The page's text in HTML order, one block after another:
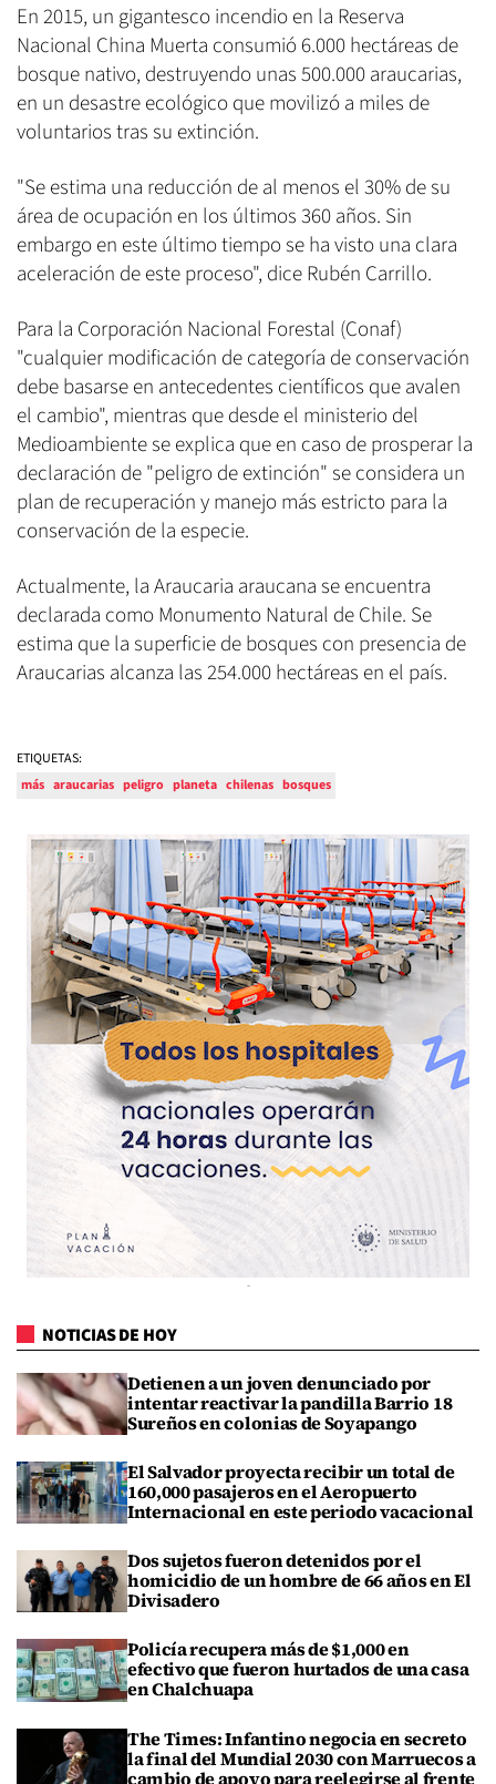
En 2015, un gigantesco incendio en la Reserva
Nacional China Muerta consumió 6.000 hectáreas de
bosque nativo, destruyendo unas 500.000 araucarias,
en un desastre ecológico que movilizó a miles de
voluntarios tras su extinción.
"Se estima una reducción de al menos el 30% de su
área de ocupación en los últimos 360 años. Sin
embargo en este último tiempo se ha visto una clara
aceleración de este proceso", dice Rubén Carrillo.
Para la Corporación Nacional Forestal (Conaf)
"cualquier modificación de categoría de conservación
debe basarse en antecedentes científicos que avalen
el cambio", mientras que desde el ministerio del
Medioambiente se explica que en caso de prosperar la
declaración de "peligro de extinción" se considera un
plan de recuperación y manejo más estricto para la
conservación de la especie.
Actualmente, la Araucaria araucana se encuentra
declarada como Monumento Natural de Chile. Se
estima que la superficie de bosques con presencia de
Araucarias alcanza las 254.000 hectáreas en el país.
ETIQUETAS:
más araucarias peligro planeta chilenas bosques
NOTICIAS DE HOY
Detienen a un joven denunciado por
intentar reactivar la pandilla Barrio 18
Sureños en colonias de Soyapango
El Salvador proyecta recibir un total de
160,000 pasajeros en el Aeropuerto
Internacional en este periodo vacacional
Dos sujetos fueron detenidos por el
homicidio de un hombre de 66 años en El
Divisadero
Policía recupera más de $1,000 en
efectivo que fueron hurtados de una casa
en Chalchuapa
The Times: Infantino negocia en secreto
la final del Mundial 2030 con Marruecos a
cambio de apoyo para reelegirse al frente